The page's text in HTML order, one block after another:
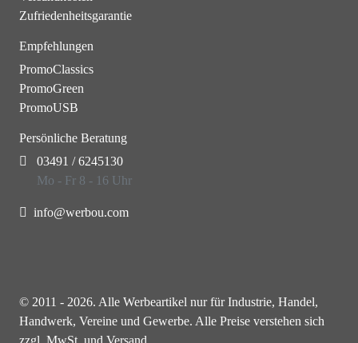
Zufriedenheitsgarantie
Empfehlungen
PromoClassics
PromoGreen
PromoUSB
Persönliche Beratung
03491 / 6245130
Mo - Fr 8 - 16 Uhr
info@werbou.com
© 2011 - 2026. Alle Werbeartikel nur für Industrie, Handel,
Handwerk, Vereine und Gewerbe. Alle Preise verstehen sich
zzgl. MwSt. und Versand.